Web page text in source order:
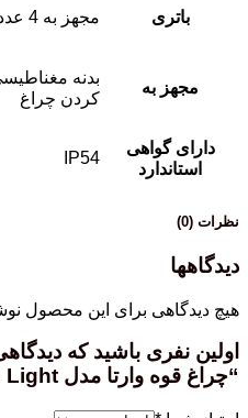
باتری مجهز به 4 عدد باتری قلمی LONG LIFE وارتا
مجهز به
بدنه
کردن چراغ
دارای گواهی
استاندارد
IP54
نظرات (0)
دیدگاهها
هیچ دیدگاهی برای این محصول
اولین نفری باشید که
“چراغ قوه وارتا مدل Work Flex Telescope Light”